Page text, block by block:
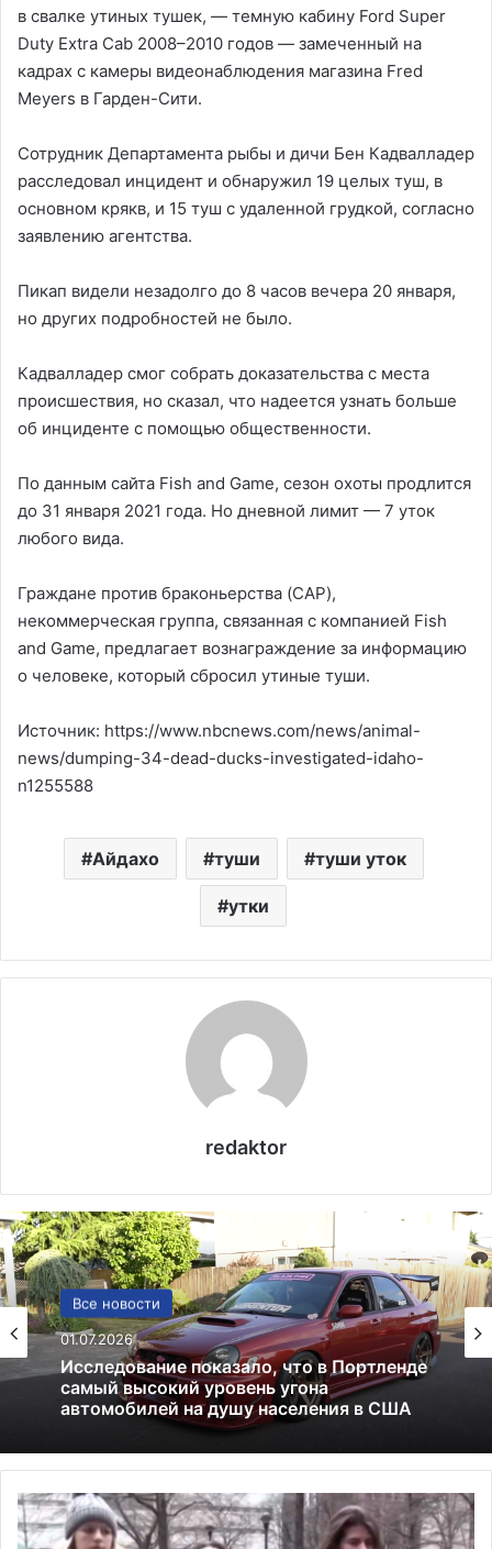
в свалке утиных тушек, — темную кабину Ford Super
Duty Extra Cab 2008–2010 годов — замеченный на
кадрах с камеры видеонаблюдения магазина Fred
Meyers в Гарден-Сити.
Сотрудник Департамента рыбы и дичи Бен Кадвалладер
расследовал инцидент и обнаружил 19 целых туш, в
основном крякв, и 15 туш с удаленной грудкой, согласно
заявлению агентства.
Пикап видели незадолго до 8 часов вечера 20 января,
но других подробностей не было.
Кадвалладер смог собрать доказательства с места
происшествия, но сказал, что надеется узнать больше
об инциденте с помощью общественности.
По данным сайта Fish and Game, сезон охоты продлится
до 31 января 2021 года. Но дневной лимит — 7 уток
любого вида.
Граждане против браконьерства (CAP),
некоммерческая группа, связанная с компанией Fish
and Game, предлагает вознаграждение за информацию
о человеке, который сбросил утиные туши.
Источник: https://www.nbcnews.com/news/animal-
news/dumping-34-dead-ducks-investigated-idaho-
n1255588
Айдахо туши туши уток
утки
redaktor
Все новости
01.07.2026
Исследование показало, что в Портленде
самый высокий уровень угона
США
13.06.2025
Америка имеет огромный избыток сыра
С
у